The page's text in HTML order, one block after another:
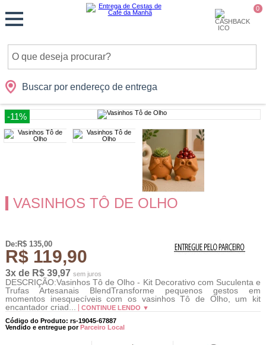
0
Buscar por endereço de entrega
Cidades Presentes Datas Shopping
Monte
sua
Cesta
-11%
VASINHOS TÔ DE OLHO
De:R$ 135,00
R$ 119,90
3x de R$ 39,97 sem juros
DESCRIÇÃO:Vasinhos Tô de Olho - Kit Decorativo com Suculenta e
Trufas Artesanais BlendTransforme pequenos gestos em
momentos inesquecíveis com os vasinhos Tô de Olho, um kit
encantador criad...
CONTINUE LENDO ▼
Código do Produto: rs-19045-67887
Vendido e entregue porParceiro Local